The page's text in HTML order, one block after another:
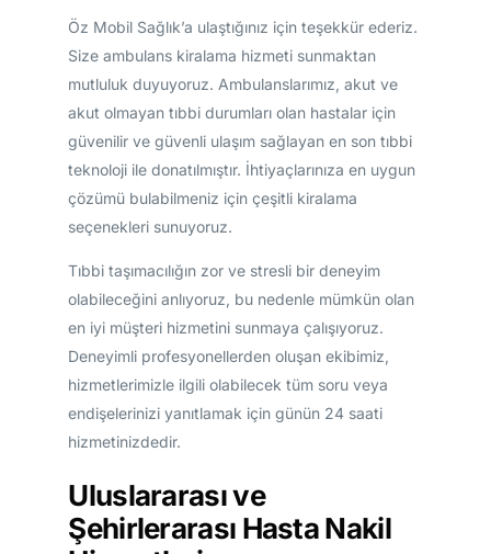
Öz Mobil Sağlık’a ulaştığınız için teşekkür ederiz.
Size ambulans kiralama hizmeti sunmaktan
mutluluk duyuyoruz. Ambulanslarımız, akut ve
akut olmayan tıbbi durumları olan hastalar için
güvenilir ve güvenli ulaşım sağlayan en son tıbbi
teknoloji ile donatılmıştır. İhtiyaçlarınıza en uygun
çözümü bulabilmeniz için çeşitli kiralama
seçenekleri sunuyoruz.
Tıbbi taşımacılığın zor ve stresli bir deneyim
olabileceğini anlıyoruz, bu nedenle mümkün olan
en iyi müşteri hizmetini sunmaya çalışıyoruz.
Deneyimli profesyonellerden oluşan ekibimiz,
hizmetlerimizle ilgili olabilecek tüm soru veya
endişelerinizi yanıtlamak için günün 24 saati
hizmetinizdedir.
Uluslararası ve
Şehirlerarası Hasta Nakil